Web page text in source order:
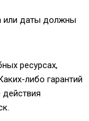
или даты должны
ресурсах,
либо гарантий
действия